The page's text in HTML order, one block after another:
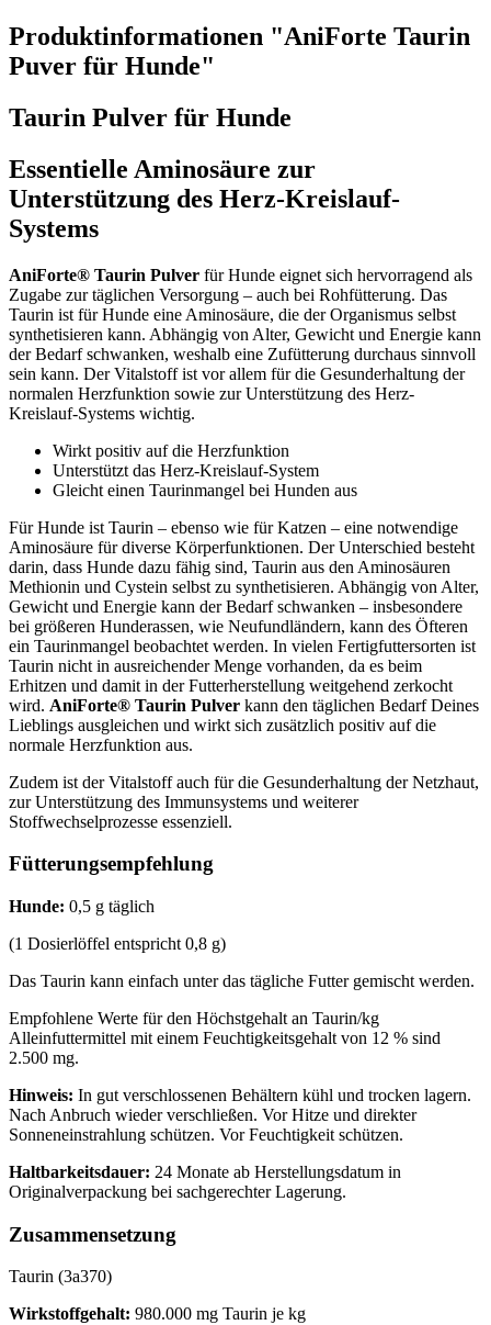
Produktinformationen "AniForte Taurin
Puver für Hunde"
Taurin Pulver für Hunde
Essentielle Aminosäure zur
Unterstützung des Herz-Kreislauf-
Systems
AniForte® Taurin Pulver für Hunde eignet sich hervorragend als
Zugabe zur täglichen Versorgung – auch bei Rohfütterung. Das
Taurin ist für Hunde eine Aminosäure, die der Organismus selbst
synthetisieren kann. Abhängig von Alter, Gewicht und Energie kann
der Bedarf schwanken, weshalb eine Zufütterung durchaus sinnvoll
sein kann. Der Vitalstoff ist vor allem für die Gesunderhaltung der
normalen Herzfunktion sowie zur Unterstützung des Herz-
Kreislauf-Systems wichtig.
Wirkt positiv auf die Herzfunktion
Unterstützt das Herz-Kreislauf-System
Gleicht einen Taurinmangel bei Hunden aus
Für Hunde ist Taurin – ebenso wie für Katzen – eine notwendige
Aminosäure für diverse Körperfunktionen. Der Unterschied besteht
darin, dass Hunde dazu fähig sind, Taurin aus den Aminosäuren
Methionin und Cystein selbst zu synthetisieren. Abhängig von Alter,
Gewicht und Energie kann der Bedarf schwanken – insbesondere
bei größeren Hunderassen, wie Neufundländern, kann des Öfteren
ein Taurinmangel beobachtet werden. In vielen Fertigfuttersorten ist
Taurin nicht in ausreichender Menge vorhanden, da es beim
Erhitzen und damit in der Futterherstellung weitgehend zerkocht
wird. AniForte® Taurin Pulver kann den täglichen Bedarf Deines
Lieblings ausgleichen und wirkt sich zusätzlich positiv auf die
normale Herzfunktion aus.
Zudem ist der Vitalstoff auch für die Gesunderhaltung der Netzhaut,
zur Unterstützung des Immunsystems und weiterer
Stoffwechselprozesse essenziell.
Fütterungsempfehlung
Hunde: 0,5 g täglich
(1 Dosierlöffel entspricht 0,8 g)
Das Taurin kann einfach unter das tägliche Futter gemischt werden.
Empfohlene Werte für den Höchstgehalt an Taurin/kg
Alleinfuttermittel mit einem Feuchtigkeitsgehalt von 12 % sind
2.500 mg.
Hinweis: In gut verschlossenen Behältern kühl und trocken lagern.
Nach Anbruch wieder verschließen. Vor Hitze und direkter
Sonneneinstrahlung schützen. Vor Feuchtigkeit schützen.
Haltbarkeitsdauer: 24 Monate ab Herstellungsdatum in
Originalverpackung bei sachgerechter Lagerung.
Zusammensetzung
Taurin (3a370)
Wirkstoffgehalt: 980.000 mg Taurin je kg